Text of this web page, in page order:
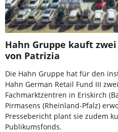
Hahn Gruppe kauft
von Patrizia
Die Hahn Gruppe hat für den
Hahn German Retail Fund III
Fachmarktzentren in Eriskirch
Pirmasens (Rheinland-Pfalz)
Pressebericht plant sie zudem
Publikumsfonds.